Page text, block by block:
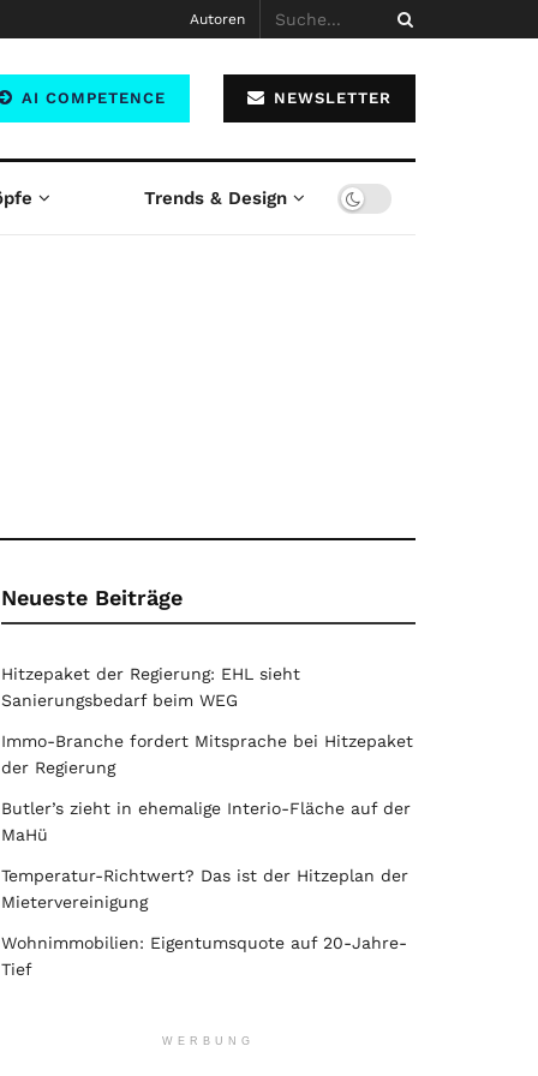
Autoren
AI COMPETENCE NEWSLETTER
Trends & Design
Neueste Beiträge
Hitzepaket der Regierung: EHL sieht
Sanierungsbedarf beim WEG
Immo-Branche fordert Mitsprache bei Hitzepaket
der Regierung
Butler’s zieht in ehemalige Interio-Fläche auf der
MaHü
Temperatur-Richtwert? Das ist der Hitzeplan der
Mietervereinigung
Wohnimmobilien: Eigentumsquote auf 20-Jahre-
Tief
WERBUNG